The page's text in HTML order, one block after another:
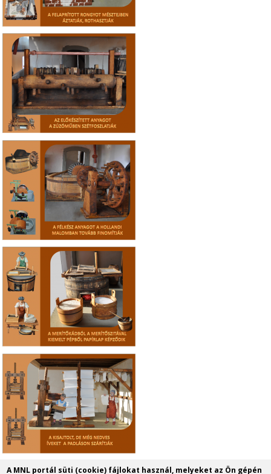
A MNL portál süti (cookie) fájlokat használ, melyeket az Ön gépén